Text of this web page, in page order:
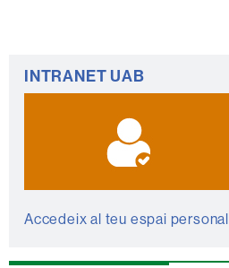
Informació
complementària
INTRANET UAB
Accedeix al teu espai personal